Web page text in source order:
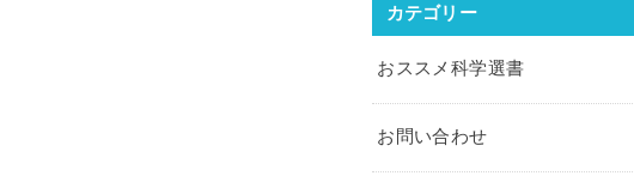
カテゴリー
おススメ科学選書
お問い合わせ